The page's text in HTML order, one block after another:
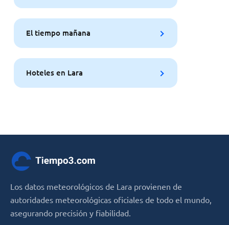
El tiempo mañana
Hoteles en Lara
Los datos meteorológicos de Lara provienen de
autoridades meteorológicas oficiales de todo el mundo,
asegurando precisión y fiabilidad.